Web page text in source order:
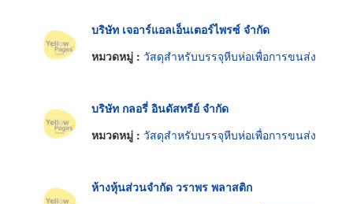
บริษัท เจอาร์แอลเอ็นเตอร์ไพรซ์ จำกัด
หมวดหมู่ : วัสดุสำหรับบรรจุหีบห่อเพื่อการขนส่ง
บริษัท กลอรี่ อินดัสทรีย์ จำกัด
หมวดหมู่ : วัสดุสำหรับบรรจุหีบห่อเพื่อการขนส่ง
ห้างหุ้นส่วนจำกัด วราพร พลาสติก